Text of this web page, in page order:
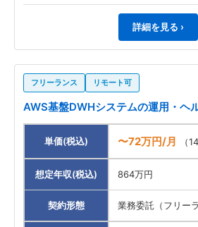
詳細を見る ›
フリーランス リモート可
AWS基盤DWHシステムの運用・ヘ
単価(税込) 〜72万円/月 （
想定年収(税込) 864万円
契約形態 業務委託（フリー